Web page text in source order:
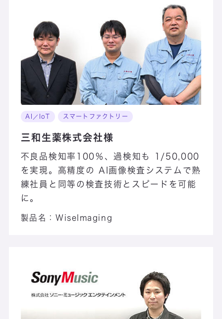
AI／IoT スマートファクトリー
三和生薬株式会社様
不良品検知率100％、過検知も 1/50,000
を実現。高精度の AI画像検査システムで熟
練社員と同等の検査技術とスピードを可能
に。
製品名：WiseImaging